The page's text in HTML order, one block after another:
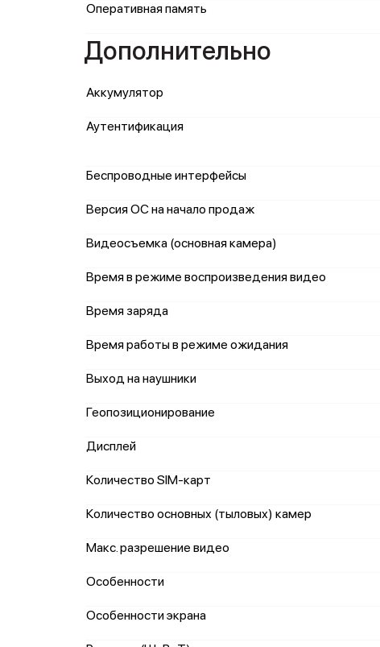
Оперативная память
Дополнительно
Аккумулятор
Аутентификация
Беспроводные интерфейсы
Версия ОС на начало продаж
Видеосъемка (основная камера)
Время в режиме воспроизведения видео
Время заряда
Время работы в режиме ожидания
Выход на наушники
Геопозиционирование
Дисплей
Количество SIM-карт
Количество основных (тыловых) камер
Макс. разрешение видео
Особенности
Особенности экрана